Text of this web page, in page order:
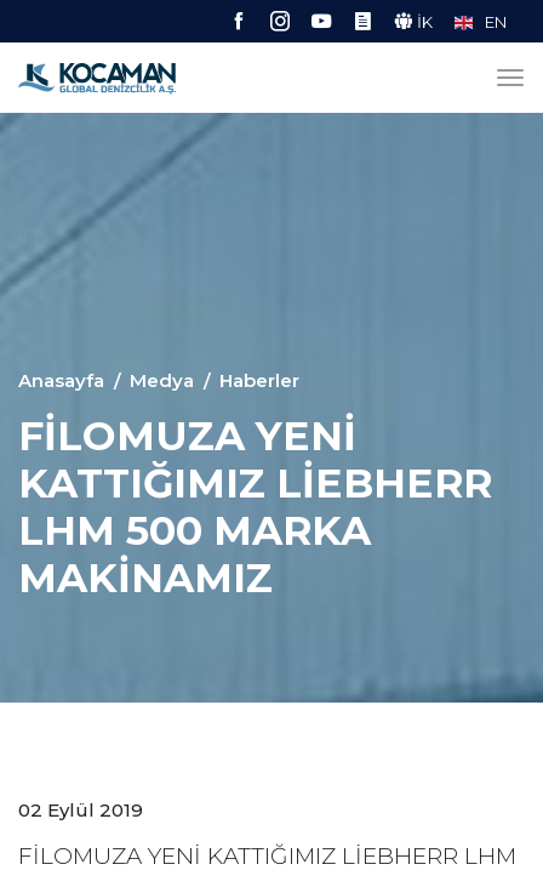
İK EN
Anasayfa Medya Haberler
FİLOMUZA YENİ
KATTIĞIMIZ LİEBHERR
LHM 500 MARKA
MAKİNAMIZ
02 Eylül 2019
FİLOMUZA YENİ KATTIĞIMIZ LİEBHERR LHM